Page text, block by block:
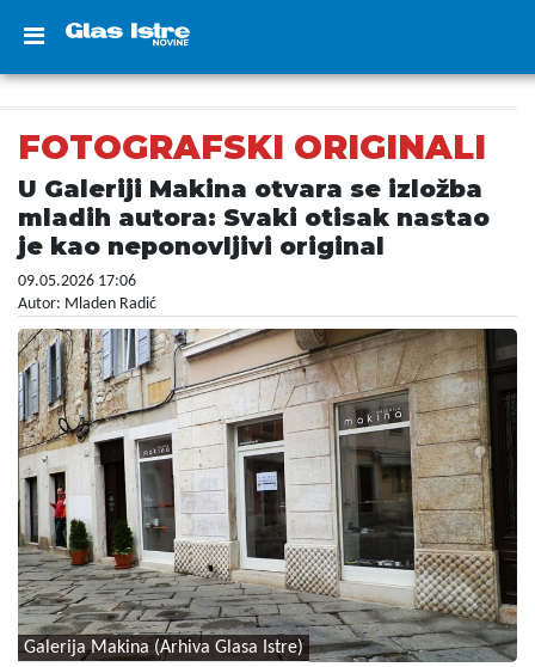
FOTOGRAFSKI ORIGINALI
U Galeriji Makina otvara se izložba
mladih autora: Svaki otisak nastao
je kao neponovljivi original
09.05.2026 17:06
Autor: Mladen Radić
Galerija Makina (Arhiva Glasa Istre)